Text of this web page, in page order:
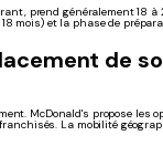
prend généralement 18 à
mois) et la phase de
de
McDonald's propose les
La mobilité